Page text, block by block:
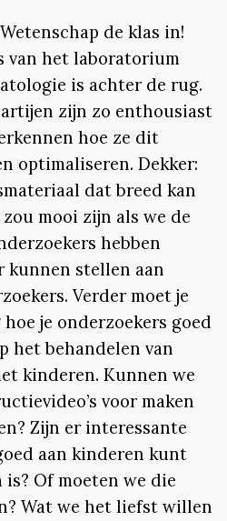
de klas in!
van het laboratorium
is achter de rug.
zijn zo enthousiast
hoe ze dit
optimaliseren. Dekker:
dat breed kan
mooi zijn als we de
hebben
kunnen stellen aan
Verder moet je
je onderzoekers goed
het behandelen van
kinderen. Kunnen we
voor maken
Zijn er interessante
aan kinderen kunt
Of moeten we die
Wat we het liefst willen